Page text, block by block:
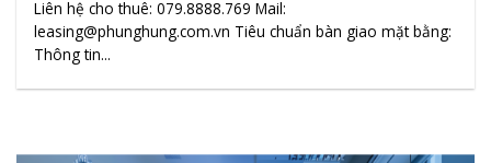
Liên hệ cho thuê: 079.8888.769 Mail:
leasing@phunghung.com.vn Tiêu chuẩn bàn giao mặt bằng:
Thông tin...